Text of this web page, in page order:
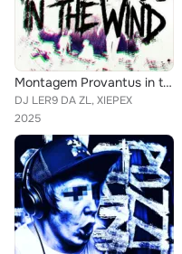
Montagem Provantus in the Wind
DJ LER9 DA ZL, XIEPEX
2025